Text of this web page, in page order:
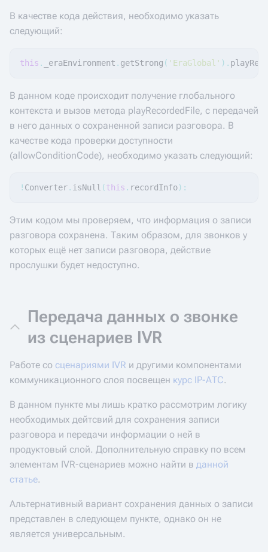
В качестве кода действия, необходимо указать
следующий:
this . _eraEnvironment . getStrong ( 'EraGlobal' ).
В данном коде происходит получение глобального
контекста и вызов метода playRecordedFile, с передачей
в него данных о сохраненной записи разговора. В
качестве кода проверки доступности
(allowConditionCode), необходимо указать следующий:
! Converter. isNull (this . recordInfo) :
Этим кодом мы проверяем, что информация о записи
разговора сохранена. Таким образом, для звонков у
которых ещё нет записи разговора, действие
прослушки будет недоступно.
Передача данных о звонке
из сценариев IVR
Работе со сценариями IVR и другими компонентами
коммуникационного слоя посвещен курс IP-АТС.
В данном пункте мы лишь кратко рассмотрим логику
необходимых дейтсвий для сохранения записи
разговора и передачи информации о ней в
продуктовый слой. Дополнительную справку по всем
элементам IVR-сценариев можно найти в данной
статье.
Альтернативный вариант сохранения данных о записи
представлен в следующем пункте, однако он не
является универсальным.